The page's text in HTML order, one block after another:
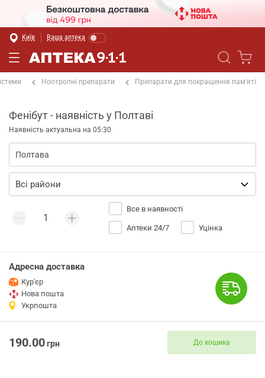
Київ Ваша аптека
Ноотропні препарати Препарати для покращення пам'яті
Фенібут - наявність у Полтаві
Наявність актуальна на 05:30
Все в наявності
Аптеки 24/7 Уцінка
Адресна доставка
Кур'єр
Нова пошта
Укрпошта
190.00грн До кошика